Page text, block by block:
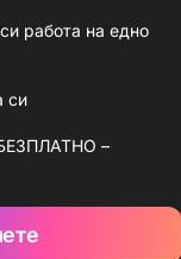
работа на едно
си
–